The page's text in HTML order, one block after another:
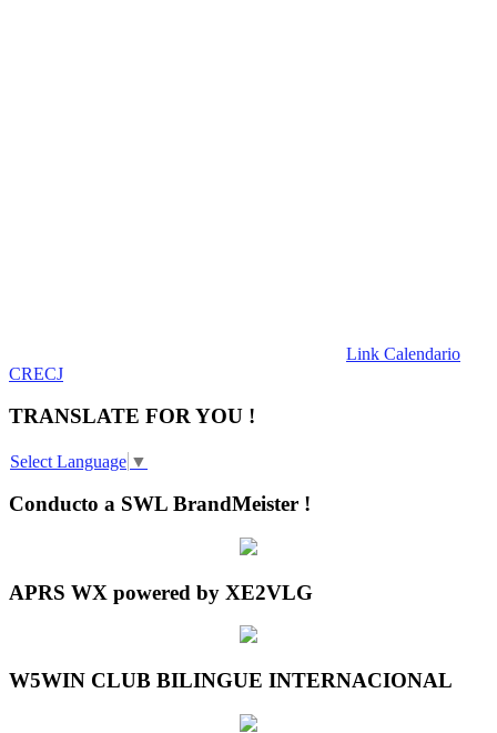
Link Calendario
CRECJ
TRANSLATE FOR YOU !
Select Language ▼
Conducto a SWL BrandMeister !
APRS WX powered by XE2VLG
W5WIN CLUB BILINGUE INTERNACIONAL